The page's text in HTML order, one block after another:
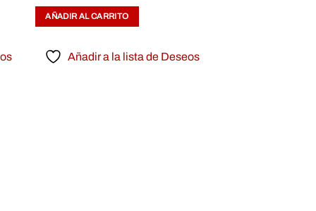
was:
$ 130.000.
is:
$ 64.990.
AÑADIR AL CARRITO
Añadir a la lista de Deseos